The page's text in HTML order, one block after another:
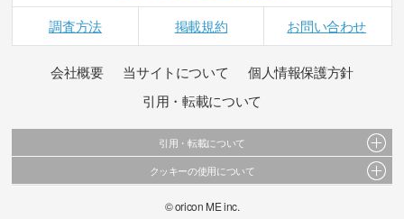
調査方法 掲載規約 お問い合わせ
会社概要 当サイトについて
個人情報保護方針
引用・転載について
引用・転載について
当サイトで公開されている情報（文字、写真、イラスト、画像データ等）及びこれらの配
置・編集および構造などについての著作権は株式会社oricon MEに帰属しております。
これらの情報を権利者の許可なく無断転載・複製などの二次利用を行うことは固く禁じてお
クッキーの使用について
このサイトでは Cookie を使用して、ユーザーに合わせたコンテンツや広告の表示、ソーシャ
© oricon ME inc.